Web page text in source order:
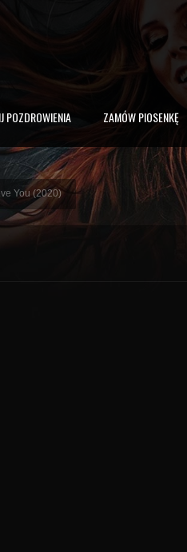
POZDROWIENIA ZAMÓW PIOSENKĘ
You (2020)